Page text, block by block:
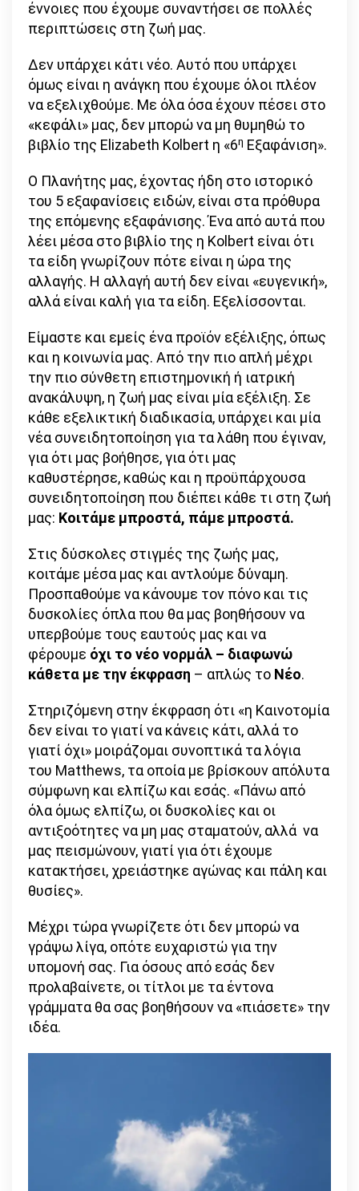
έννοιες που έχουμε συναντήσει σε πολλές
περιπτώσεις στη ζωή μας.
Δεν υπάρχει κάτι νέο. Αυτό που υπάρχει
όμως είναι η ανάγκη που έχουμε όλοι πλέον
να εξελιχθούμε. Με όλα όσα έχουν πέσει στο
«κεφάλι» μας, δεν μπορώ να μη θυμηθώ το
βιβλίο της Elizabeth Kolbert η «6η Εξαφάνιση».
Ο Πλανήτης μας, έχοντας ήδη στο ιστορικό
του 5 εξαφανίσεις ειδών, είναι στα πρόθυρα
της επόμενης εξαφάνισης. Ένα από αυτά που
λέει μέσα στο βιβλίο της η Kolbert είναι ότι
τα είδη γνωρίζουν πότε είναι η ώρα της
αλλαγής. Η αλλαγή αυτή δεν είναι «ευγενική»,
αλλά είναι καλή για τα είδη. Εξελίσσονται.
Είμαστε και εμείς ένα προϊόν εξέλιξης, όπως
και η κοινωνία μας. Από την πιο απλή μέχρι
την πιο σύνθετη επιστημονική ή ιατρική
ανακάλυψη, η ζωή μας είναι μία εξέλιξη. Σε
κάθε εξελικτική διαδικασία, υπάρχει και μία
νέα συνειδητοποίηση για τα λάθη που έγιναν,
για ότι μας βοήθησε, για ότι μας
καθυστέρησε, καθώς και η προϋπάρχουσα
συνειδητοποίηση που διέπει κάθε τι στη ζωή
μας: Κοιτάμε μπροστά, πάμε μπροστά.
Στις δύσκολες στιγμές της ζωής μας,
κοιτάμε μέσα μας και αντλούμε δύναμη.
Προσπαθούμε να κάνουμε τον πόνο και τις
δυσκολίες όπλα που θα μας βοηθήσουν να
υπερβούμε τους εαυτούς μας και να
φέρουμε όχι το νέο νορμάλ – διαφωνώ
κάθετα με την έκφραση – απλώς το Νέο.
Στηριζόμενη στην έκφραση ότι «η Καινοτομία
δεν είναι το γιατί να κάνεις κάτι, αλλά το
γιατί όχι» μοιράζομαι συνοπτικά τα λόγια
του Matthews, τα οποία με βρίσκουν απόλυτα
σύμφωνη και ελπίζω και εσάς. «Πάνω από
όλα όμως ελπίζω, οι δυσκολίες και οι
αντιξοότητες να μη μας σταματούν, αλλά να
μας πεισμώνουν, γιατί για ότι έχουμε
κατακτήσει, χρειάστηκε αγώνας και πάλη και
θυσίες».
Μέχρι τώρα γνωρίζετε ότι δεν μπορώ να
γράψω λίγα, οπότε ευχαριστώ για την
υπομονή σας. Για όσους από εσάς δεν
προλαβαίνετε, οι τίτλοι με τα έντονα
γράμματα θα σας βοηθήσουν να «πιάσετε» την
ιδέα.